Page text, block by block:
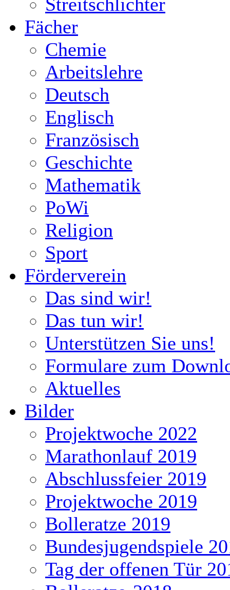
Fächer
Chemie
Arbeitslehre
Deutsch
Englisch
Französisch
Geschichte
Mathematik
PoWi
Religion
Sport
Förderverein
Das sind wir!
Das tun wir!
Unterstützen Sie uns!
Formulare zum
Aktuelles
Bilder
Projektwoche 2022
Marathonlauf 2019
Abschlussfeier 2019
Projektwoche 2019
Bolleratze 2019
Bundesjugendspiele
Tag der offenen Tür